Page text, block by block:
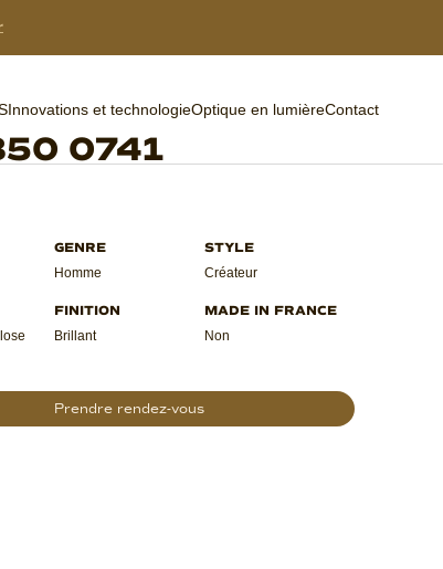
Innovations et technologieOptique en lumièreContact
0741
Homme Créateur
Brillant Non
Prendre rendez-vous